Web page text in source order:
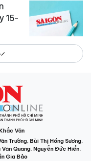
15-
Văn
Trường, Bùi Thị Hồng Sương,
Văn Quang, Nguyễn Đức Hiển,
Gia Bảo